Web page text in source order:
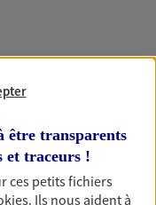
Nous
pour
être transparents
et traceurs !
ces petits fichiers
. Ils nous aident à